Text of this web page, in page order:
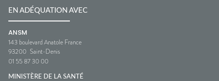
EN ADÉQUATION AVEC
ANSM
143 boulevard Anatole France
93200 Saint-Denis
01 55 87 30 00
MINISTÈRE DE LA SANTÉ